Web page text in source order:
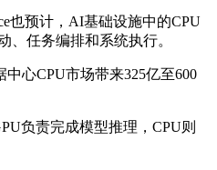
也预计，AI基础设施中的CPU
、任务编排和系统执行。
心CPU市场带来325亿至600
负责完成模型推理，CPU则